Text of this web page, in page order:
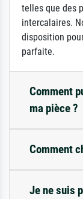
telles que des
intercalaires.
disposition
parfaite.
Comment
ma pièce ?
Comment
Je ne suis